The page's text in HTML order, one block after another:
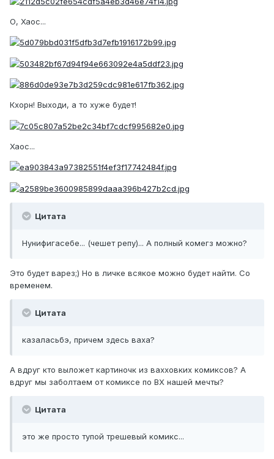
О, Хаос...
Кхорн! Выходи, а то хуже будет!
Хаос...
Цитата
Нунифигасебе... (чешет репу)... А полный комегз можно?
Это будет варез;) Но в личке всякое можно будет найти. Со
временем.
Цитата
казаласьбэ, причем здесь ваха?
А вдруг кто выложет картиночк из вахховких комиксов? А
вдруг мы заболтаем от комиксе по ВХ нашей мечты?
Цитата
это же просто тупой трешевый комикс...